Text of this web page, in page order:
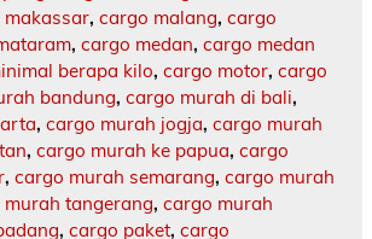
makassar, cargo malang, cargo
, cargo medan, cargo medan
berapa kilo, cargo motor, cargo
bandung, cargo murah di bali,
, cargo murah jogja, cargo murah
, cargo murah ke papua, cargo
, cargo murah semarang, cargo murah
tangerang, cargo murah
, cargo paket, cargo